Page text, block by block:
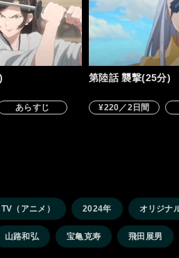
あらすじ
第陸話 襲撃(25分)
¥220／2日間
TV（アニメ） 2024年 オリジナ
山路和弘 宝亀克寿 飛田展男